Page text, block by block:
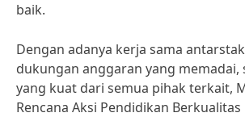
baik.
Dengan adanya kerja sama
dukungan anggaran yang
yang kuat dari semua pihak terkait,
Rencana Aksi Pendidikan